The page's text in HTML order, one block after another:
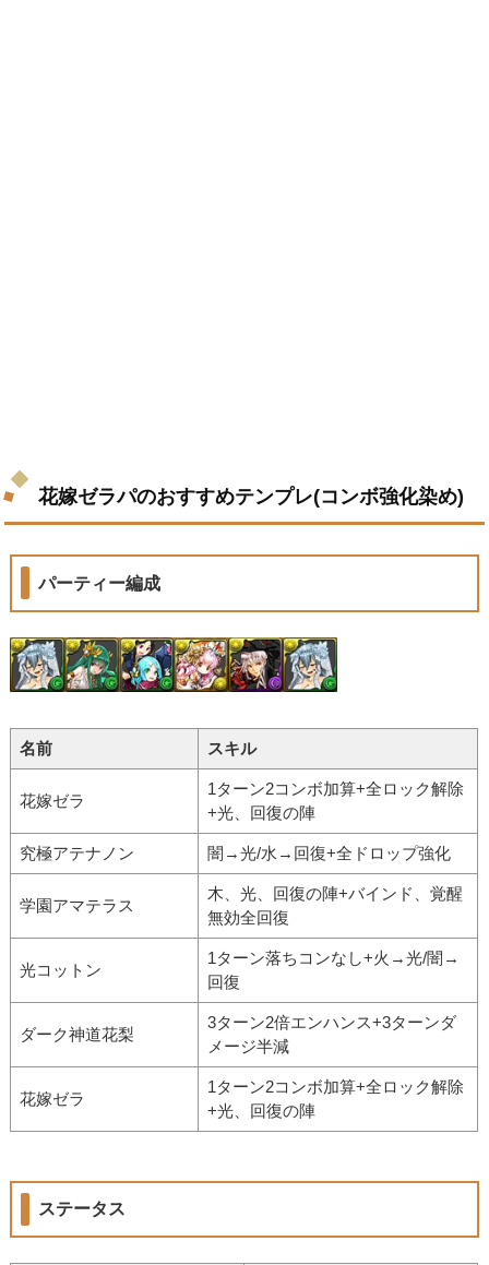
花嫁ゼラパのおすすめテンプレ(コンボ強化染め)
パーティー編成
名前 スキル
花嫁ゼラ
1ターン2コンボ加算+全ロック解除
+光、回復の陣
究極アテナノン 闇→光/水→回復+全ドロップ強化
学園アマテラス
木、光、回復の陣+バインド、覚醒
無効全回復
光コットン
1ターン落ちコンなし+火→光/闇→
回復
ダーク神道花梨
3ターン2倍エンハンス+3ターンダ
メージ半減
花嫁ゼラ
1ターン2コンボ加算+全ロック解除
+光、回復の陣
ステータス